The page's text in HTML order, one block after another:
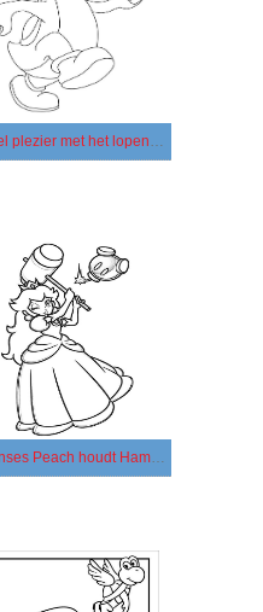
Veel plezier met het lopen van Yoshi
Prinses Peach houdt Hammer vast